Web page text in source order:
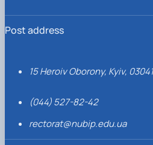
Post address
15 Heroiv Oborony, Kyiv,
(044) 527-82-42
rectorat@nubip.edu.ua